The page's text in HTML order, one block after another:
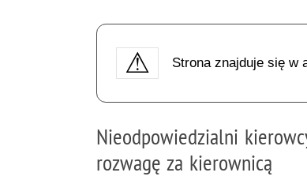
Strona znajduje się w
Nieodpowiedzialni
rozwagę za kierownicą